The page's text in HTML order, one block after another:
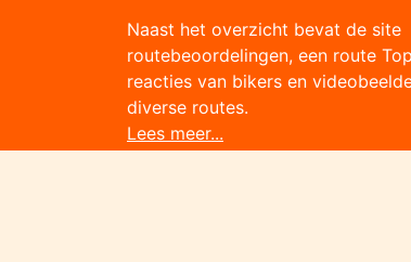
Naast het overzicht bevat de site
routebeoordelingen, een route
reacties van bikers en
diverse routes.
Lees meer...